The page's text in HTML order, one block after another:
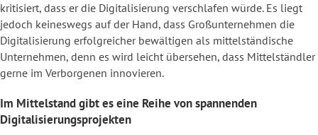
kritisiert, dass er die Digitalisierung verschlafen würde. Es liegt
jedoch keineswegs auf der Hand, dass Großunternehmen die
Digitalisierung erfolgreicher bewältigen als mittelständische
Unternehmen, denn es wird leicht übersehen, dass Mittelständler
gerne im Verborgenen innovieren.
Im Mittelstand gibt es eine Reihe von spannenden
Digitalisierungsprojekten